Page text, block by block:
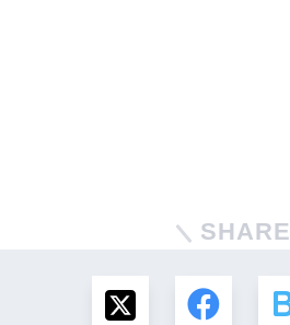
SHARE